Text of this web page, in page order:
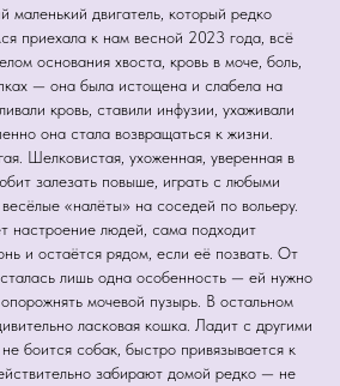
двигатель, который редко
приехала к нам весной 2023 года, всё
основания хвоста, кровь в моче, боль,
— она была истощена и слабела на
кровь, ставили инфузии, ухаживали
она стала возвращаться к жизни.
Шелковистая, ухоженная, уверенная в
залезать повыше, играть с любыми
«налёты» на соседей по вольеру.
настроение людей, сама подходит
и остаётся рядом, если её позвать. От
лишь одна особенность — ей нужно
мочевой пузырь. В остальном
ласковая кошка. Ладит с другими
боится собак, быстро привязывается к
забирают домой редко — не